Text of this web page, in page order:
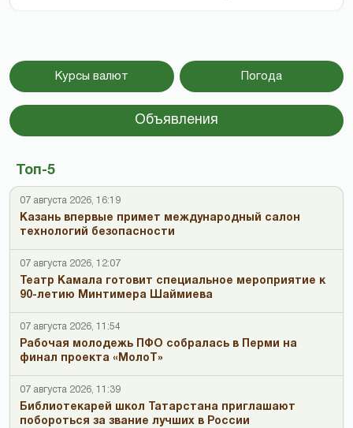
Курсы валют Погода
Объявления
Топ-5
07 августа 2026, 16:19
Казань впервые примет международный салон
технологий безопасности
07 августа 2026, 12:07
Театр Камала готовит специальное мероприятие к
90-летию Минтимера Шаймиева
07 августа 2026, 11:54
Рабочая молодежь ПФО собралась в Перми на
финал проекта «МолоТ»
07 августа 2026, 11:39
Библиотекарей школ Татарстана приглашают
побороться за звание лучших в России